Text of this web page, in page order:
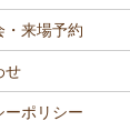
・来場予約
せ
ーポリシー